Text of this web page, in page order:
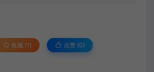
收藏 (1) 点赞 (0)